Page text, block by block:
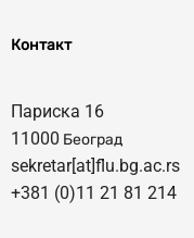
Контакт
Париска 16
11000 Београд
sekretar[at]flu.bg.ac.rs
+381 (0)11 21 81 214